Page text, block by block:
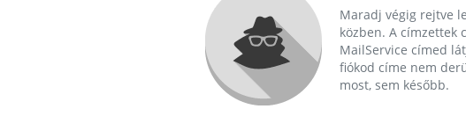
Maradj végig rejtve
közben. A címzettek
MailService címed
fiókod címe nem
most, sem később.